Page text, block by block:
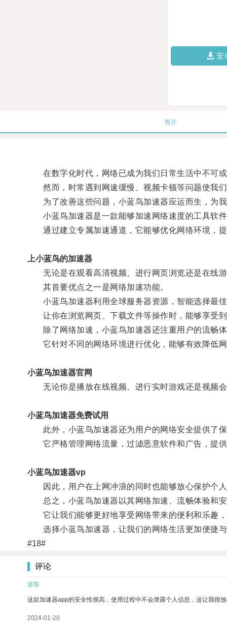
安
简介
在数字化时代，网络已成为我们日常生活中不可或
然而，时常遇到网速缓慢、视频卡顿等问题使我们
为了改善这些问题，小蓝鸟加速器应运而生，为我
小蓝鸟加速器是一款能够加速网络速度的工具软件
通过建立专属加速通道，它能够优化网络环境，提
上小蓝鸟的加速器
无论是在观看高清视频、进行网页浏览还是在线游
其首要优点之一是网络加速功能。
小蓝鸟加速器利用全球服务器资源，智能选择最佳
让你在浏览网页、下载文件等操作时，能够享受到
除了网络加速，小蓝鸟加速器还注重用户的流畅体
它针对不同的网络环境进行优化，能够有效降低网
小蓝鸟加速器官网
无论你是播放在线视频、进行实时游戏还是视频会
小蓝鸟加速器免费试用
此外，小蓝鸟加速器还为用户的网络安全提供了保
它严格管理网络流量，过滤恶意软件和广告，提供
小蓝鸟加速器vp
因此，用户在上网冲浪的同时也能够放心保护个人
总之，小蓝鸟加速器以其网络加速、流畅体验和安
它让我们能够更好地享受网络带来的便利和乐趣，
选择小蓝鸟加速器，让我们的网络生活更加便捷与
#18#
评论
游客
这款加速器app的安全性很高，使用过程中不会泄露个人信息，这让我很
2024-01-20